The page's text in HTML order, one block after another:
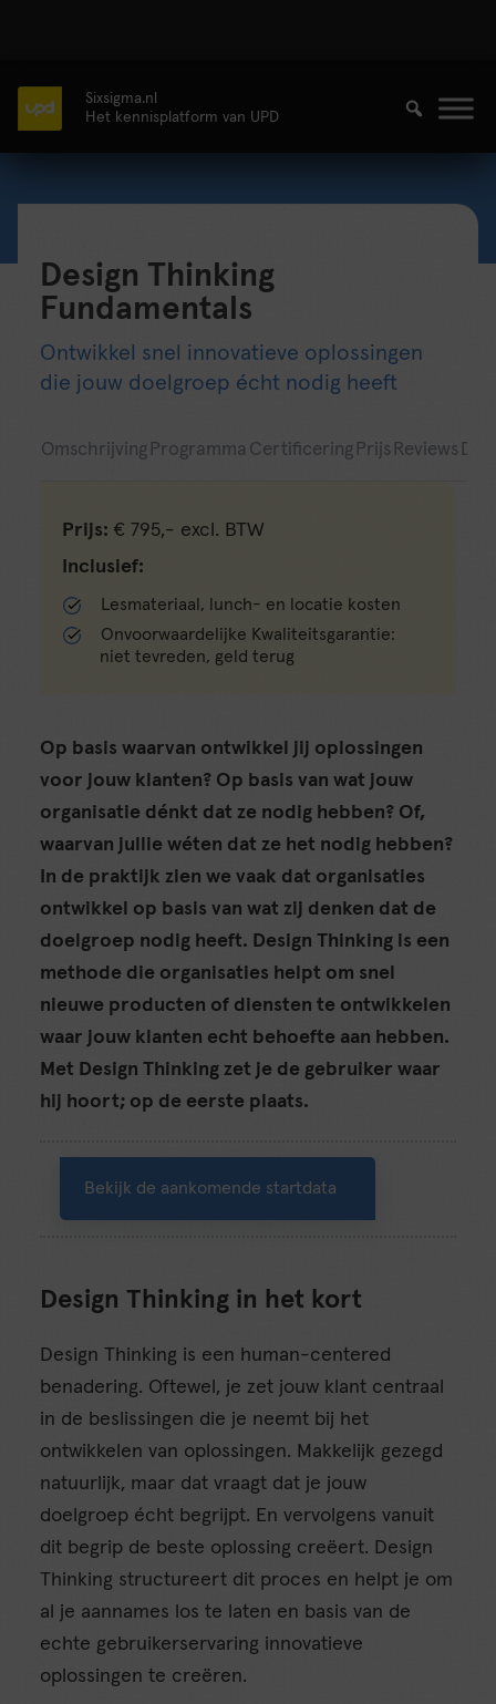
Sixsigma.nl
Het kennisplatform van UPD
Design Thinking
Fundamentals
Ontwikkel snel innovatieve oplossingen
die jouw doelgroep écht nodig heeft
Omschrijving Programma Certificering Prijs Reviews
Prijs: € 795,- excl. BTW
Inclusief:
Lesmateriaal, lunch- en locatie kosten
Onvoorwaardelijke Kwaliteitsgarantie:
niet tevreden, geld terug
Op basis waarvan ontwikkel jij oplossingen
voor jouw klanten? Op basis van wat jouw
organisatie dénkt dat ze nodig hebben? Of,
waarvan jullie wéten dat ze het nodig hebben?
In de praktijk zien we vaak dat organisaties
ontwikkel op basis van wat zij denken dat de
doelgroep nodig heeft. Design Thinking is een
methode die organisaties helpt om snel
nieuwe producten of diensten te ontwikkelen
waar jouw klanten echt behoefte aan hebben.
Met Design Thinking zet je de gebruiker waar
hij hoort; op de eerste plaats.
Bekijk de aankomende startdata
Design Thinking in het kort
Design Thinking is een human-centered
benadering. Oftewel, je zet jouw klant centraal
in de beslissingen die je neemt bij het
ontwikkelen van oplossingen. Makkelijk gezegd
natuurlijk, maar dat vraagt dat je jouw
doelgroep écht begrijpt. En vervolgens vanuit
dit begrip de beste oplossing creëert. Design
Thinking structureert dit proces en helpt je om
al je aannames los te laten en basis van de
echte gebruikerservaring innovatieve
oplossingen te creëren.